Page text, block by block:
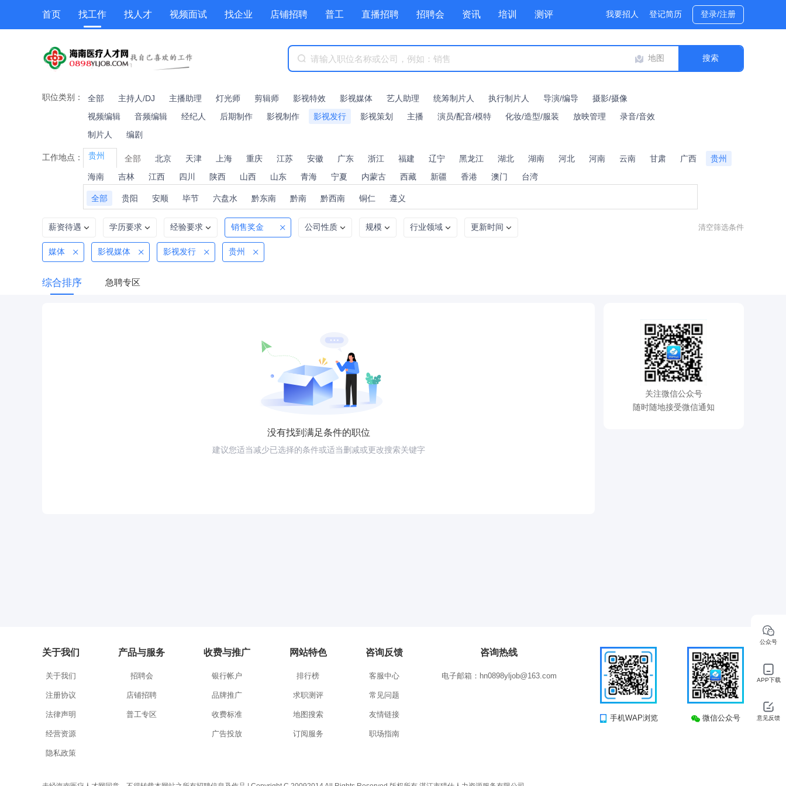
首页 找工作 找人才 视频面试 找企业 店铺招聘 普工 直播招聘 招聘会 资讯 培训 测评
商城 附近职位 工具箱 赏金招聘
我要招人 登记简历 登录/注册
地图
职位类别： 全部 主持人/DJ 主播助理 灯光师 剪辑师 影视特效 影视媒体 艺人助理 统筹制片人 执行制片人 导演/编导
摄影/摄像
视频编辑
音频编辑 经纪人 后期制作 影视制作 影视发行 影视策划 主播 演员/配音/模特 化妆/造型/服装 放映管理
录音/音效
制片人
编剧
工作地点： 贵州 全部 北京 天津 上海 重庆 江苏 安徽 广东 浙江 福建 辽宁 黑龙江 湖北 湖南 河北 河南 云南 甘肃 广西
贵州
海南
吉林 江西 四川 陕西 山西 山东 青海 宁夏 内蒙古 西藏 新疆 香港 澳门 台湾
全部 贵阳 安顺 毕节 六盘水 黔东南 黔南 黔西南 铜仁 遵义
薪资待遇 学历要求 经验要求 销售奖金 公司性质 规模 行业领域 更新时间
媒体 影视媒体 影视发行 贵州
清空筛选条件
综合排序 急聘专区
没有找到满足条件的职位
建议您适当减少已选择的条件或适当删减或更改搜索关键字
关注微信公众号
随时随地接受微信通知
关于我们
关于我们
注册协议
法律声明
经营资源
隐私政策
产品与服务
招聘会
店铺招聘
普工专区
收费与推广
银行帐户
品牌推广
收费标准
广告投放
网站特色
排行榜
求职测评
地图搜索
订阅服务
咨询反馈
客服中心
常见问题
友情链接
职场指南
咨询热线
电子邮箱：hn0898yljob@163.com
手机WAP浏览 微信公众号
公众号
APP下载
意见反馈